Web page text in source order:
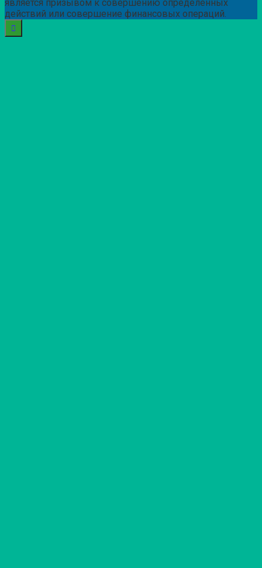
является призывом к совершению определенных
действий или совершение финансовых операций.